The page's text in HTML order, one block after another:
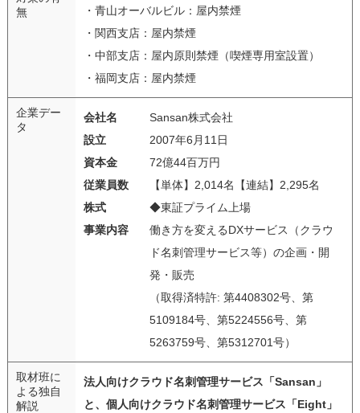
無
・青山オーバルビル：屋内禁煙
・関西支店：屋内禁煙
・中部支店：屋内原則禁煙（喫煙専用室設置）
・福岡支店：屋内禁煙
企業デー
タ
会社名
Sansan株式会社
設立
2007年6月11日
資本金
72億44百万円
従業員数
【単体】2,014名【連結】2,295名
株式
◆東証プライム上場
事業内容
働き方を変えるDXサービス（クラウ
ド名刺管理サービス等）の企画・開
発・販売
（取得済特許: 第4408302号、第
5109184号、第5224556号、第
5263759号、第5312701号）
取材班に
よる独自
解説
法人向けクラウド名刺管理サービス「Sansan」
と、個人向けクラウド名刺管理サービス「Eight」